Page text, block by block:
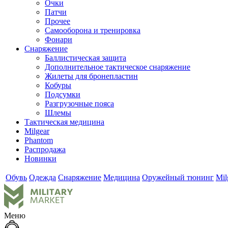
Очки
Патчи
Прочее
Самооборона и тренировка
Фонари
Снаряжение
Баллистическая защита
Дополнительное тактическое снаряжение
Жилеты для бронепластин
Кобуры
Подсумки
Разгрузочные пояса
Шлемы
Тактическая медицина
Milgear
Phantom
Распродажа
Новинки
Обувь Одежда Снаряжение Медицина Оружейный тюнинг
Меню